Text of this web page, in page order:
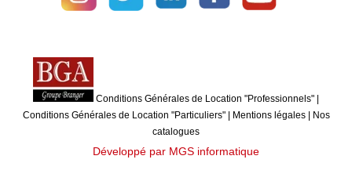
Conditions Générales de Location "Professionnels"
Conditions Générales de Location "Particuliers"| Mentions légales|
Nos
catalogues
Développé par MGS informatique